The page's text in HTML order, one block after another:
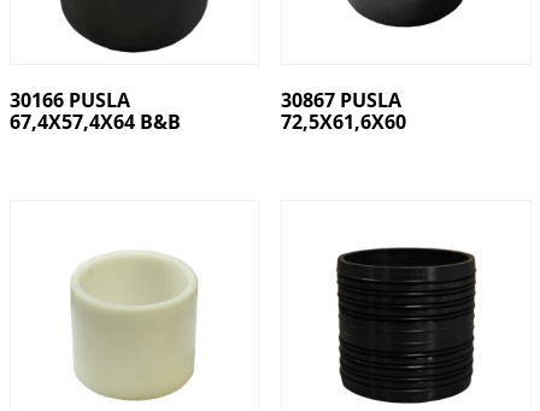
30166 PUSLA
67,4X57,4X64 B&B
30867 PUSLA
72,5X61,6X60